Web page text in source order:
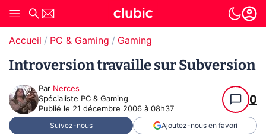
Accueil PC & Gaming Gaming
Introversion travaille sur Subversion
Par Nerces
Spécialiste PC & Gaming
Publié le 21 décembre 2006 à 08h37
0
Suivez-nous Ajoutez-nous en favori